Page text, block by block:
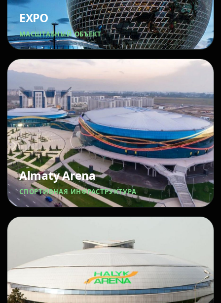
EXPO
МАСШТАБНЫЙ ОБЪЕКТ
Almaty Arena
СПОРТИВНАЯ ИНФРАСТРУКТУРА